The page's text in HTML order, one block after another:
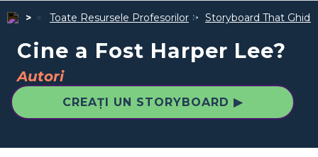
Toate Resursele Profesorilor Storyboard That
Cine a Fost Harper Lee?
Autori
CREAȚI UN STORYBOARD ▶